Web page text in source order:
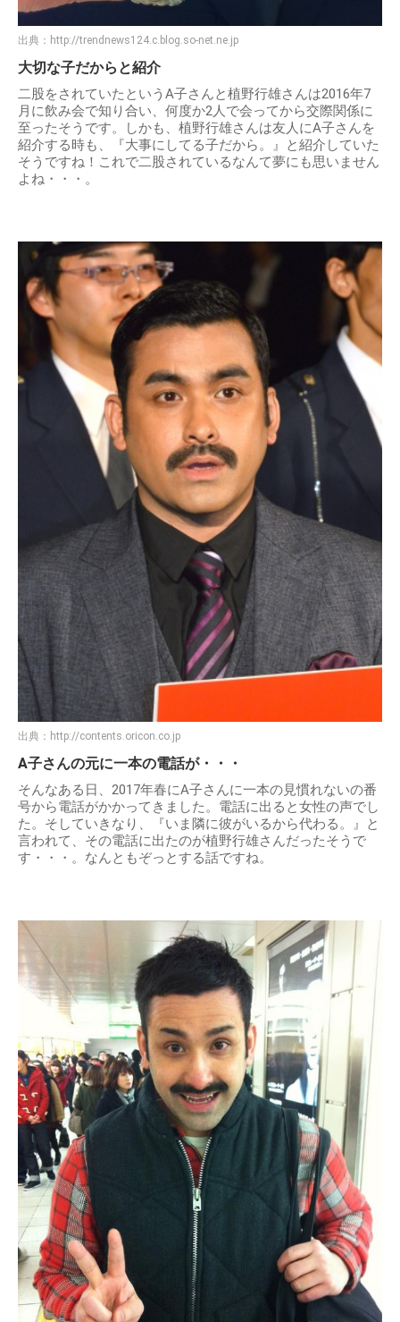
出典： http://trendnews124.c.blog.so-net.ne.jp
大切な子だからと紹介
二股をされていたというA子さんと植野行雄さんは2016年7
月に飲み会で知り合い、何度か2人で会ってから交際関係に
至ったそうです。しかも、植野行雄さんは友人にA子さんを
紹介する時も、『大事にしてる子だから。』と紹介していた
そうですね！これで二股されているなんて夢にも思いません
よね・・・。
出典： http://contents.oricon.co.jp
A子さんの元に一本の電話が・・・
そんなある日、2017年春にA子さんに一本の見慣れないの番
号から電話がかかってきました。電話に出ると女性の声でし
た。そしていきなり、『いま隣に彼がいるから代わる。』と
言われて、その電話に出たのが植野行雄さんだったそうで
す・・・。なんともぞっとする話ですね。